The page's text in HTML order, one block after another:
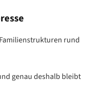
rund
genau deshalb bleibt